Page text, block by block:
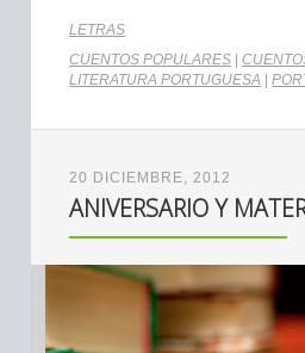
LETRAS
CUENTOS POPULARES
LITERATURA PORTUGUESA
20 DICIEMBRE, 2012
ANIVERSARIO Y